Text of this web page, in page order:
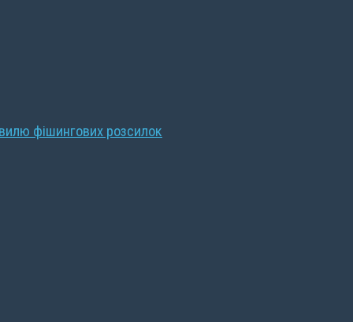
фішингових розсилок